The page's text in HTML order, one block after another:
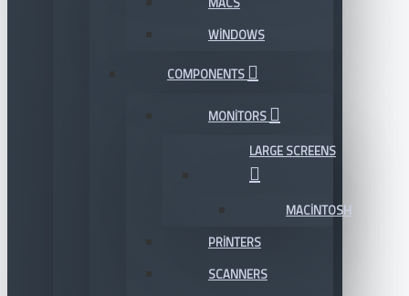
WINDOWS
COMPONENTS
MONITORS
LARGE SCREENS
MACINTOSH
PRINTERS
SCANNERS